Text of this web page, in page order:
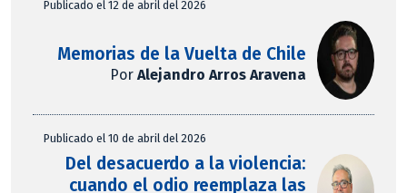
Publicado el 12 de abril del 2026
Memorias de la Vuelta de Chile
PorAlejandro Arros Aravena
Publicado el 10 de abril del 2026
Del desacuerdo a la violencia:
cuando el odio reemplaza las